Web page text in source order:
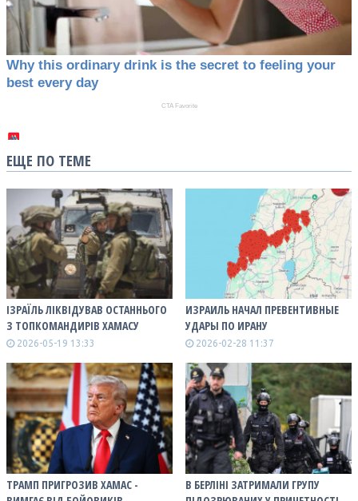
ЕЩЕ ПО ТЕМЕ
ІЗРАЇЛЬ ЛІКВІДУВАВ ОСТАННЬОГО
З ТОПКОМАНДИРІВ ХАМАСУ
2026-05-19 13:33
ИЗРАИЛЬ НАЧАЛ ПРЕВЕНТИВНЫЕ
УДАРЫ ПО ИРАНУ
2026-02-28 11:37
ТРАМП ПРИГРОЗИВ ХАМАС -
В БЕРЛІНІ ЗАТРИМАЛИ ГРУПУ